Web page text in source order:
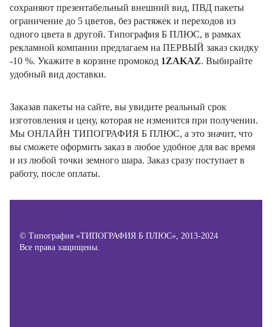
сохраняют презентабельный внешний вид, ПВД пакеты
ограничение до 5 цветов, без растяжек и переходов из
одного цвета в другой. Типография Б ПЛЮС, в рамках
рекламной компании предлагаем на ПЕРВЫЙ заказ скидку
-10 %. Укажите в корзине промокод 1ZAKAZ. Выбирайте
удобный вид доставки.
Заказав пакеты на сайте, вы увидите реальный срок
изготовления и цену, которая не изменится при получении.
Мы ОНЛАЙН ТИПОГРАФИЯ Б ПЛЮС, а это значит, что
вы сможете оформить заказ в любое удобное для вас время
и из любой точки земного шара. Заказ сразу поступает в
работу, после оплаты.
© Типография «ТИПОГРАФИЯ Б ПЛЮС», 2013-2024
Все права защищены.